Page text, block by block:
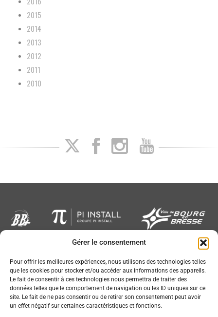
Gérer le consentement
Pour offrir les meilleures expériences, nous utilisons des technologies telles
que les cookies pour stocker et/ou accéder aux informations des appareils.
Le fait de consentir à ces technologies nous permettra de traiter des
données telles que le comportement de navigation ou les ID uniques sur ce
site. Le fait de ne pas consentir ou de retirer son consentement peut avoir
un effet négatif sur certaines caractéristiques et fonctions.
2015
2014
2013
2012
2011
2010
Newsletter